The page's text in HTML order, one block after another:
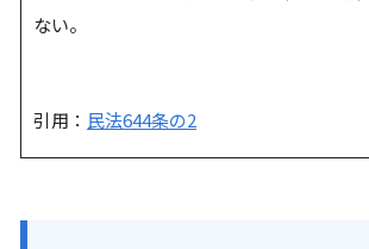
ない。
引用： 民法644条の2